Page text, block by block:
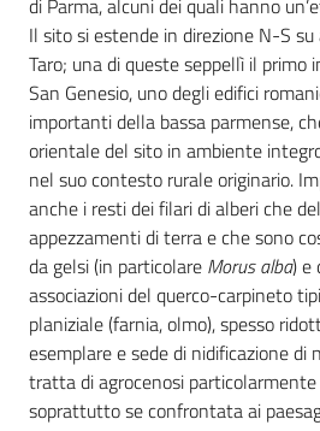
di Parma, alcuni dei quali hanno
Il sito si estende in direzione N-S
Taro; una di queste seppellì il primo
San Genesio, uno degli edifici
importanti della bassa parmense,
orientale del sito in ambiente
nel suo contesto rurale originario.
anche i resti dei filari di alberi che
appezzamenti di terra e che sono
da gelsi (in particolare Morus alba) e
associazioni del querco-carpineto
planiziale (farnia, olmo), spesso
esemplare e sede di nidificazione di
tratta di agrocenosi
soprattutto se confrontata ai